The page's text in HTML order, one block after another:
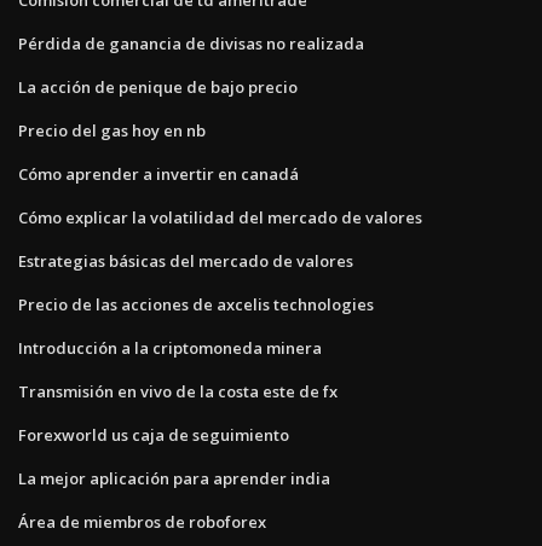
Pérdida de ganancia de divisas no realizada
La acción de penique de bajo precio
Precio del gas hoy en nb
Cómo aprender a invertir en canadá
Cómo explicar la volatilidad del mercado de valores
Estrategias básicas del mercado de valores
Precio de las acciones de axcelis technologies
Introducción a la criptomoneda minera
Transmisión en vivo de la costa este de fx
Forexworld us caja de seguimiento
La mejor aplicación para aprender india
Área de miembros de roboforex